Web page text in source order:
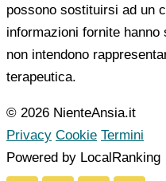
possono sostituirsi ad un
informazioni fornite
non intendono
terapeutica.
© 2026 NienteAnsia.it
Privacy Cookie Termini
Powered by LocalRanking